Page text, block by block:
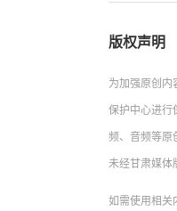
版权声明
为加强原创内
保护中心进行
频、音频等原
未经甘肃媒体
如需使用相关